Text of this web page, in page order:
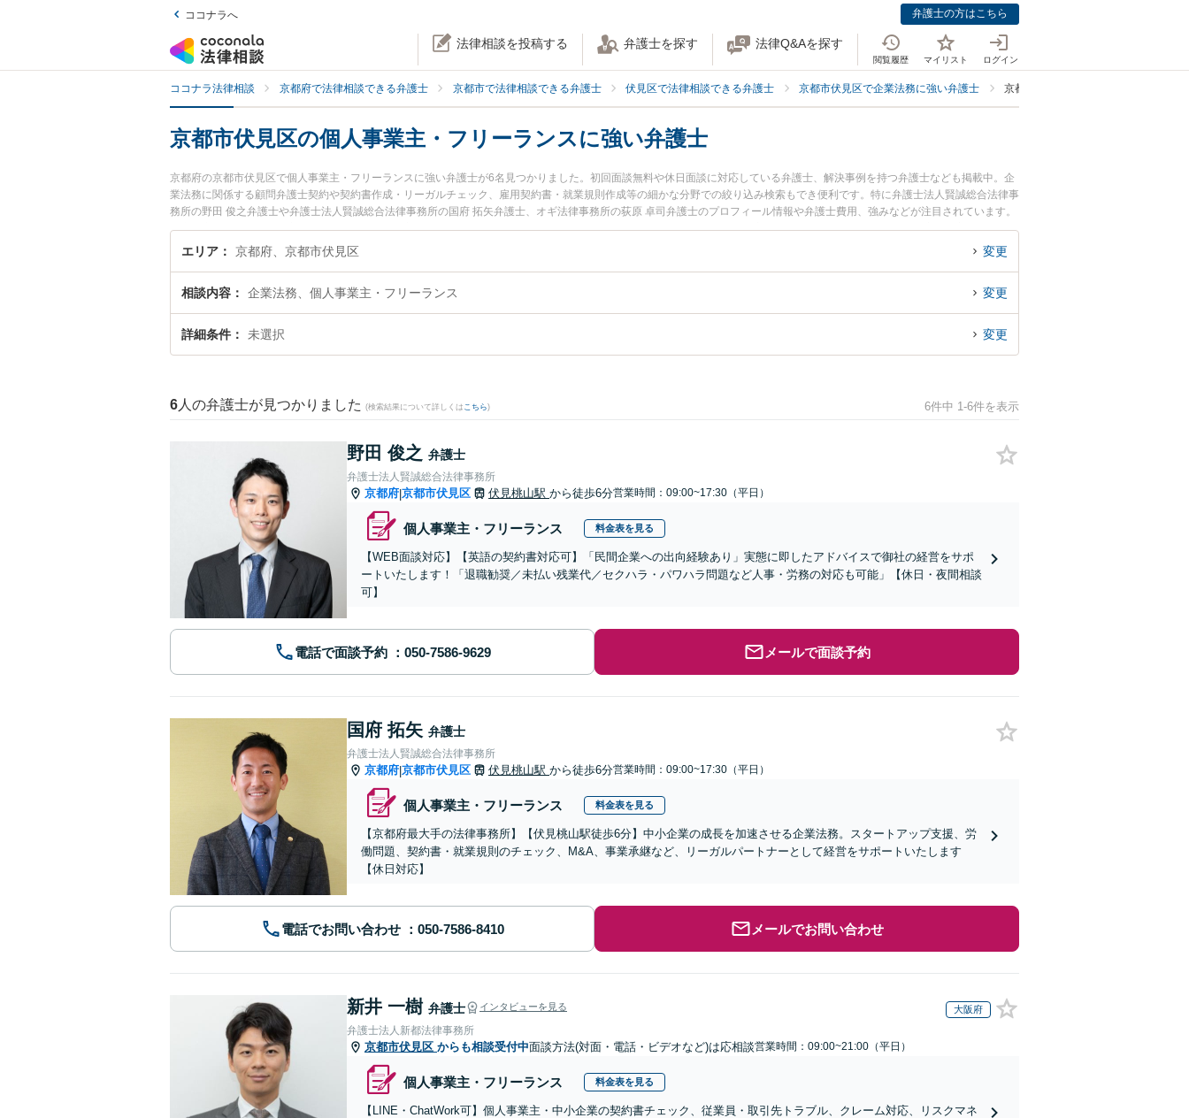
ココナラへ 弁護士の方はこちら
法律相談を投稿する 弁護士を探す 法律Q&Aを探す
閲覧履歴 マイリスト ログイン
ココナラ法律相談 京都府で法律相談できる弁護士 京都市で法律相談できる弁護士 伏見区で法律相談できる弁護士 京都市伏見区で企業法務に強い弁護士 京都市伏見区で個人事業主・フリーラ
京都市伏見区の個人事業主・フリーランスに強い弁護士
京都府の京都市伏見区で個人事業主・フリーランスに強い弁護士が6名見つかりました。初回面談無料や休日面談に対応している弁護士、解決事例を持つ弁護士なども掲載中。企
業法務に関係する顧問弁護士契約や契約書作成・リーガルチェック、雇用契約書・就業規則作成等の細かな分野での絞り込み検索もでき便利です。特に弁護士法人賢誠総合法律事
務所の野田 俊之弁護士や弁護士法人賢誠総合法律事務所の国府 拓矢弁護士、オギ法律事務所の荻原 卓司弁護士のプロフィール情報や弁護士費用、強みなどが注目されています。
『京都市伏見区で土日や夜間に発生した個人事業主・フリーランスのトラブルを今すぐに弁護士に相談したい』『個人事業主・フリーランスのトラブル解決の実績豊富な近くの弁
護士を検索したい』『初回相談無料で個人事業主・フリーランスを法律相談できる京都市伏見区内の弁護士に相談予約したい』などでお困りの相談者さんにおすすめです。
エリア 京都府、京都市伏見区 変更
相談内容 企業法務、個人事業主・フリーランス 変更
詳細条件 未選択 変更
6 人の弁護士が見つかりました (検索結果について詳しくは こちら) 6件中 1-6件を表示
野田 俊之 弁護士
弁護士法人賢誠総合法律事務所
京都府|京都市伏見区 伏見桃山駅 から徒歩6分営業時間：09:00~17:30（平日）
個人事業主・フリーランス 料金表を見る
【WEB面談対応】【英語の契約書対応可】「民間企業への出向経験あり」実態に即したアドバイスで御社の経営をサポ
ートいたします！「退職勧奨／未払い残業代／セクハラ・パワハラ問題など人事・労務の対応も可能」【休日・夜間相談
可】
電話で面談予約 メールで面談予約
国府 拓矢 弁護士
弁護士法人賢誠総合法律事務所
京都府|京都市伏見区 伏見桃山駅 から徒歩6分営業時間：09:00~17:30（平日）
個人事業主・フリーランス 料金表を見る
【京都府最大手の法律事務所】【伏見桃山駅徒歩6分】中小企業の成長を加速させる企業法務。スタートアップ支援、労
働問題、契約書・就業規則のチェック、M&A、事業承継など、リーガルパートナーとして経営をサポートいたします
【休日対応】
電話でお問い合わせ メールでお問い合わせ
新井 一樹 弁護士 インタビューを見る 大阪府
弁護士法人新都法律事務所
京都市伏見区 からも相談受付中面談方法(対面・電話・ビデオなど)は応相談営業時間：09:00~21:00（平日）
個人事業主・フリーランス 料金表を見る
【LINE・ChatWork可】個人事業主・中小企業の契約書チェック、従業員・取引先トラブル、クレーム対応、リスクマネ